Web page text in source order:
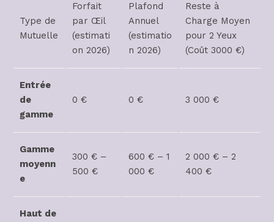
Type de
Mutuelle
Forfait
par Œil
(estimati
on 2026)
Plafond
Annuel
(estimatio
n 2026)
Reste à
Charge Moyen
pour 2 Yeux
(Coût 3000 €)
Entrée
de
gamme
0 € 0 € 3 000 €
Gamme
moyenn
e
300 € –
500 €
600 € – 1
000 €
2 000 € – 2
400 €
Haut de